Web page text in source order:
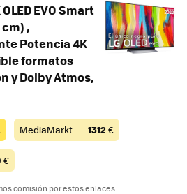
OLED EVO Smart
cm) ,
Potencia 4K
formatos
y Dolby Atmos,
MediaMarkt — 1312 €
€
comisión por estos enlaces